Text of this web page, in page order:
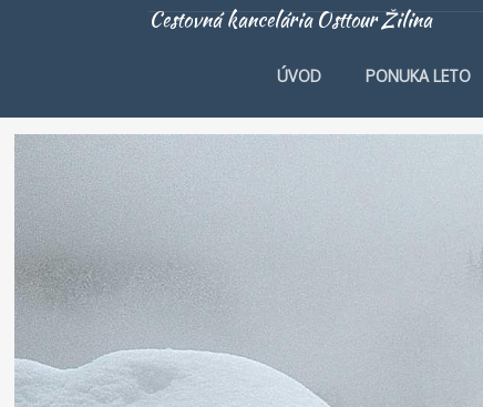
Cestovná kancelária Osttour Žilina
ÚVOD PONUKA LETO